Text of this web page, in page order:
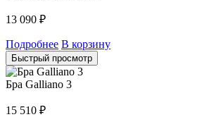
13 090 ₽
Подробнее В корзину
Быстрый просмотр
Бра Galliano 3
15 510 ₽